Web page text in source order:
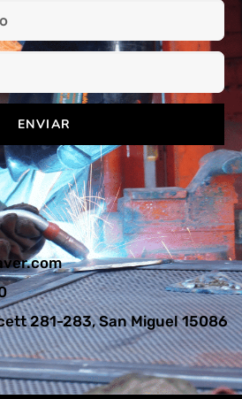
281-283, San Miguel 15086
ENVIAR